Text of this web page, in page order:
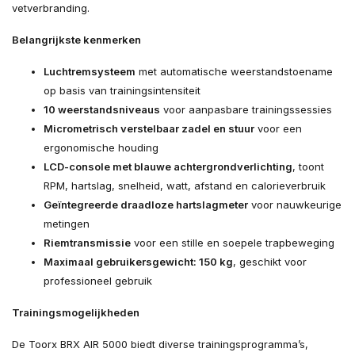
vetverbranding.
Belangrijkste kenmerken
Luchtremsysteem met automatische weerstandstoename
op basis van trainingsintensiteit
10 weerstandsniveaus voor aanpasbare trainingssessies
Micrometrisch verstelbaar zadel en stuur voor een
ergonomische houding
LCD-console met blauwe achtergrondverlichting, toont
RPM, hartslag, snelheid, watt, afstand en calorieverbruik
Geïntegreerde draadloze hartslagmeter voor nauwkeurige
metingen
Riemtransmissie voor een stille en soepele trapbeweging
Maximaal gebruikersgewicht: 150 kg, geschikt voor
professioneel gebruik
Trainingsmogelijkheden
De Toorx BRX AIR 5000 biedt diverse trainingsprogramma’s,